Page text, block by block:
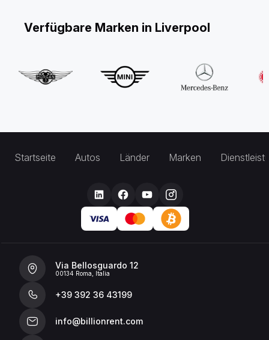
Verfügbare Marken in Liverpool
Startseite Autos Länder Marken
Via Bellosguardo 12
00134 Roma, Italia
+39 392 36 43199
info@billionrent.com